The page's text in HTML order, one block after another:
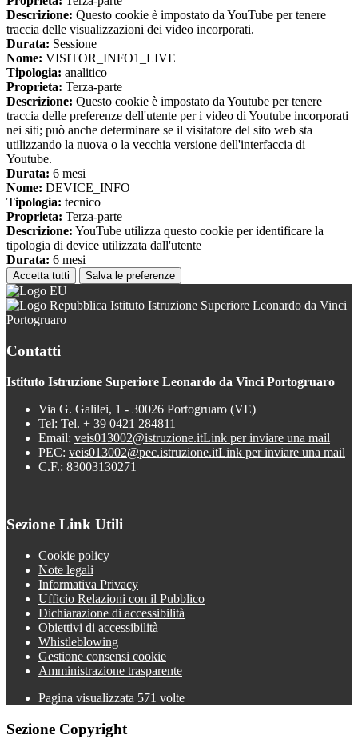
Descrizione: Questo cookie è impostato da YouTube per tenere
traccia delle visualizzazioni dei video incorporati.
Durata: Sessione
Nome: VISITOR_INFO1_LIVE
Tipologia: analitico
Proprieta: Terza-parte
Descrizione: Questo cookie è impostato da Youtube per tenere
traccia delle preferenze dell'utente per i video di Youtube incorporati
nei siti; può anche determinare se il visitatore del sito web sta
utilizzando la nuova o la vecchia versione dell'interfaccia di
Youtube.
Durata: 6 mesi
Nome: DEVICE_INFO
Tipologia: tecnico
Proprieta: Terza-parte
Descrizione: YouTube utilizza questo cookie per identificare la
tipologia di device utilizzata dall'utente
Durata: 6 mesi
Accetta tutti Salva le preferenze
Istituto Istruzione Superiore Leonardo da Vinci
Portogruaro
Contatti
Istituto Istruzione Superiore Leonardo da Vinci Portogruaro
Via G. Galilei, 1 - 30026 Portogruaro (VE)
Tel: Tel. + 39 0421 284811
Email: veis013002@istruzione.itLink per inviare una mail
PEC: veis013002@pec.istruzione.itLink per inviare una mail
C.F.: 83003130271
Sezione Link Utili
Cookie policy
Note legali
Informativa Privacy
Ufficio Relazioni con il Pubblico
Dichiarazione di accessibilità
Obiettivi di accessibilità
Whistleblowing
Gestione consensi cookie
Amministrazione trasparente
Pagina visualizzata 571 volte
Sezione Copyright